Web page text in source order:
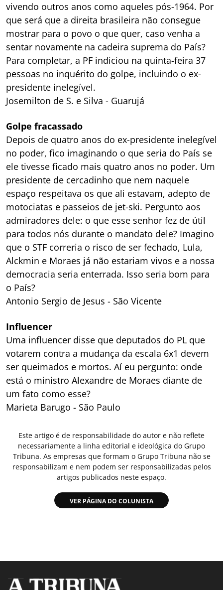
vivendo outros anos como aqueles pós-1964. Por
que será que a direita brasileira não consegue
mostrar para o povo o que quer, caso venha a
sentar novamente na cadeira suprema do País?
Para completar, a PF indiciou na quinta-feira 37
pessoas no inquérito do golpe, incluindo o ex-
presidente inelegível.
Josemilton de S. e Silva - Guarujá
Golpe fracassado
Depois de quatro anos do ex-presidente inelegível
no poder, fico imaginando o que seria do País se
ele tivesse ficado mais quatro anos no poder. Um
presidente de cercadinho que nem naquele
espaço respeitava os que ali estavam, adepto de
motociatas e passeios de jet-ski. Pergunto aos
admiradores dele: o que esse senhor fez de útil
para todos nós durante o mandato dele? Imagino
que o STF correria o risco de ser fechado, Lula,
Alckmin e Moraes já não estariam vivos e a nossa
democracia seria enterrada. Isso seria bom para
o País?
Antonio Sergio de Jesus - São Vicente
Influencer
Uma influencer disse que deputados do PL que
votarem contra a mudança da escala 6x1 devem
ser queimados e mortos. Aí eu pergunto: onde
está o ministro Alexandre de Moraes diante de
um fato como esse?
Marieta Barugo - São Paulo
Este artigo é de responsabilidade do autor e não reflete
necessariamente a linha editorial e ideológica do Grupo
Tribuna. As empresas que formam o Grupo Tribuna não se
responsabilizam e nem podem ser responsabilizadas pelos
artigos publicados neste espaço.
VER PÁGINA DO COLUNISTA